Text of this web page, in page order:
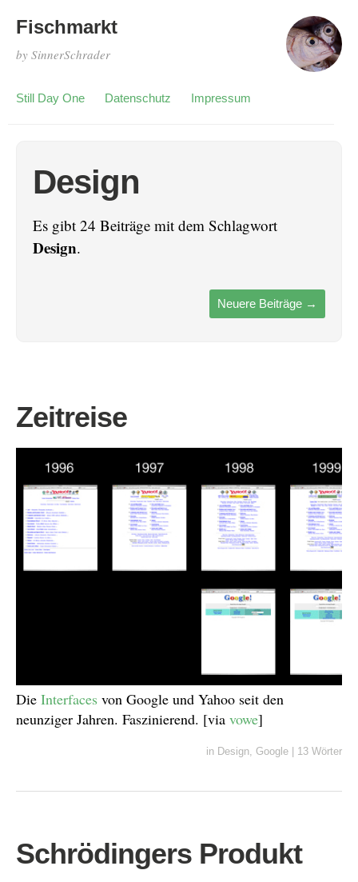
Fischmarkt
by SinnerSchrader
Still Day One Datenschutz Impressum
Design
Es gibt 24 Beiträge mit dem Schlagwort
Design.
Neuere Beiträge →
Zeitreise
Die Interfaces von Google und Yahoo seit den
neunziger Jahren. Faszinierend. [via vowe]
in Design Google | 13 Wörter
Schrödingers Produkt